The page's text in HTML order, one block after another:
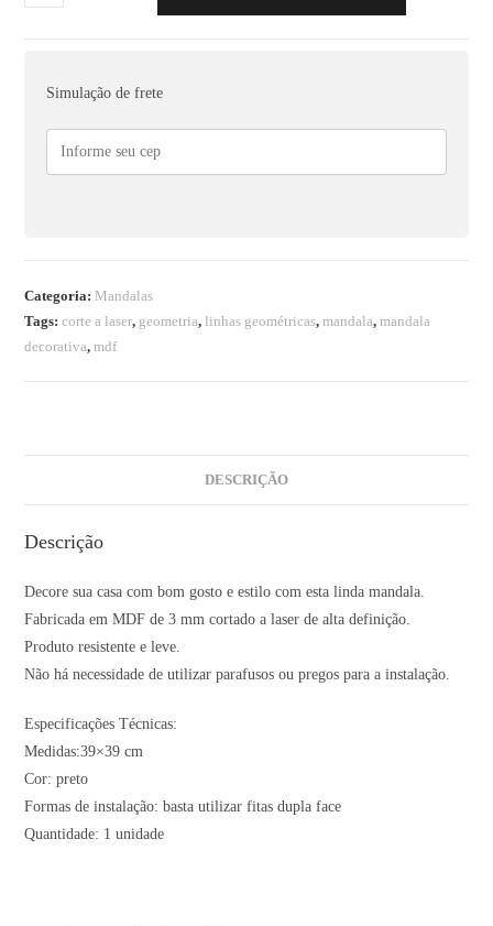
Simulação de frete
Categoria: Mandalas
Tags:corte a laser, geometria,linhas geométricas,mandala,mandala
decorativa,mdf
DESCRIÇÃO
Descrição
Decore sua casa com bom gosto e estilo com esta linda mandala.
Fabricada em MDF de 3 mm cortado a laser de alta definição.
Produto resistente e leve.
Não há necessidade de utilizar parafusos ou pregos para a instalação.
Especificações Técnicas:
Medidas:39×39 cm
Cor: preto
Formas de instalação: basta utilizar fitas dupla face
Quantidade: 1 unidade